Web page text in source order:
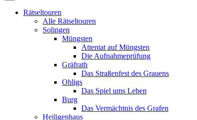
Rätseltouren
Alle Rätseltouren
Solingen
Müngsten
Attentat auf Müngsten
Die Aufnahmeprüfung
Gräfrath
Das Straßenfest des Grauens
Ohligs
Das Spiel ums Leben
Burg
Das Vermächtnis des Grafen
Heiligenhaus